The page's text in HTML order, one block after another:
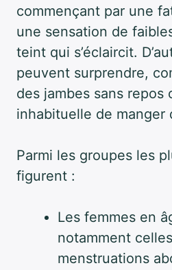
commençant par une
une sensation de
teint qui s’éclaircit.
peuvent surprendre,
des jambes sans repos
inhabituelle de manger
Parmi les groupes les
figurent :
Les femmes en
notamment
menstruations